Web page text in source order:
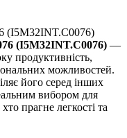
(I5M32INT.C0076)
(I5M32INT.C0076) —
продуктивність,
можливостей.
його серед інших
вибором для
прагне легкості та